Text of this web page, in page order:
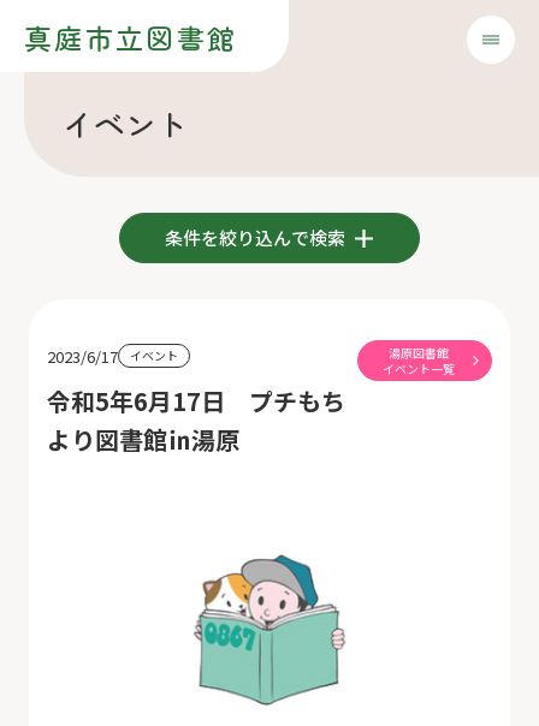
真庭市立図書館
イベント
条件を絞り込んで検索
2023/6/17 イベント
令和5年6月17日 プチもち
より図書館㏌湯原
湯原図書館
イベント一覧